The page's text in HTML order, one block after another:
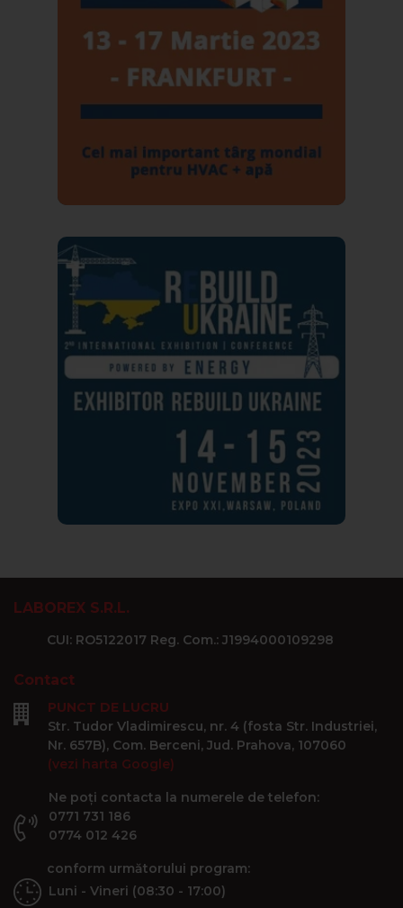
LABOREX S.R.L.
CUI: RO5122017 Reg. Com.: J1994000109298
Contact
PUNCT DE LUCRU
Str. Tudor Vladimirescu, nr. 4 (fosta Str. Industriei,
Nr. 657B), Com. Berceni, Jud. Prahova, 107060
(vezi harta Google)
Ne poți contacta la numerele de telefon:
0771 731 186
0774 012 426
conform următorului program:
Luni - Vineri (08:30 - 17:00)